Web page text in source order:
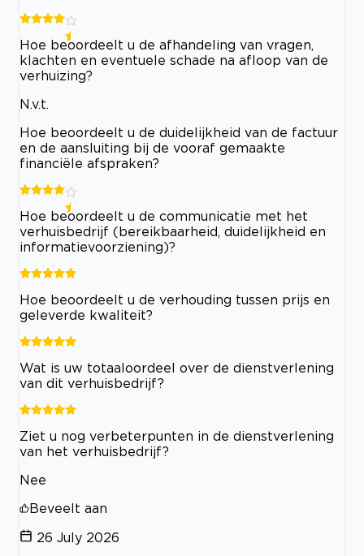
Hoe beoordeelt u de afhandeling van vragen,
klachten en eventuele schade na afloop van de
verhuizing?
N.v.t.
Hoe beoordeelt u de duidelijkheid van de factuur
en de aansluiting bij de vooraf gemaakte
financiële afspraken?
Hoe beoordeelt u de communicatie met het
verhuisbedrijf (bereikbaarheid, duidelijkheid en
informatievoorziening)?
Hoe beoordeelt u de verhouding tussen prijs en
geleverde kwaliteit?
Wat is uw totaaloordeel over de dienstverlening
van dit verhuisbedrijf?
Ziet u nog verbeterpunten in de dienstverlening
van het verhuisbedrijf?
Nee
Beveelt aan
26 July 2026